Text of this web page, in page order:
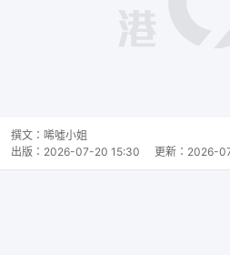
撰文： 唏噓小姐
出版： 2026-07-20 15:30 更新： 2026-